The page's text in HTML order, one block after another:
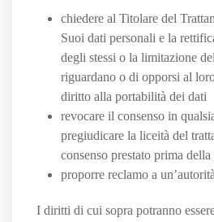
chiedere al Titolare del
Suoi dati personali e la
degli stessi o la limitazione
riguardano o di opporsi al
diritto alla portabilità dei dati
revocare il consenso in
pregiudicare la liceità del
consenso prestato prima della
proporre reclamo a
I diritti di cui sopra potranno